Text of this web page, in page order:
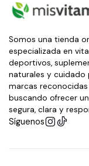
Somos una tienda
especializada en
deportivos,
naturales y cuidado
marcas
buscando ofrecer
segura, clara y
Síguenos